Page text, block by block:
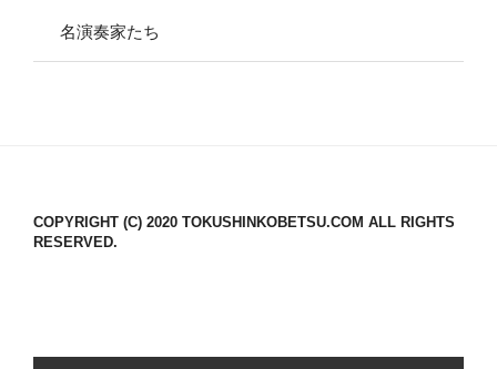
名演奏家たち
COPYRIGHT (C) 2020 TOKUSHINKOBETSU.COM ALL RIGHTS
RESERVED.